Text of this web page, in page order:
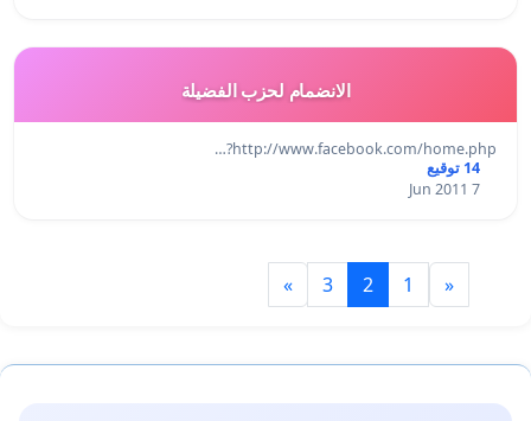
الانضمام لحزب الفضيلة
http://www.facebook.com/home.php?…
14 توقيع
7 Jun 2011
«
1
2
3
»